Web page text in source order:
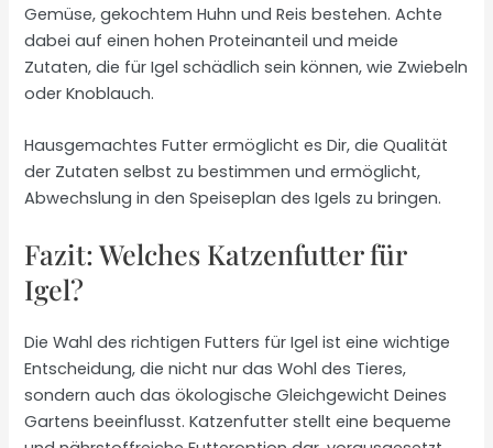
Gemüse, gekochtem Huhn und Reis bestehen. Achte
dabei auf einen hohen Proteinanteil und meide
Zutaten, die für Igel schädlich sein können, wie Zwiebeln
oder Knoblauch.
Hausgemachtes Futter ermöglicht es Dir, die Qualität
der Zutaten selbst zu bestimmen und ermöglicht,
Abwechslung in den Speiseplan des Igels zu bringen.
Fazit: Welches Katzenfutter für
Igel?
Die Wahl des richtigen Futters für Igel ist eine wichtige
Entscheidung, die nicht nur das Wohl des Tieres,
sondern auch das ökologische Gleichgewicht Deines
Gartens beeinflusst. Katzenfutter stellt eine bequeme